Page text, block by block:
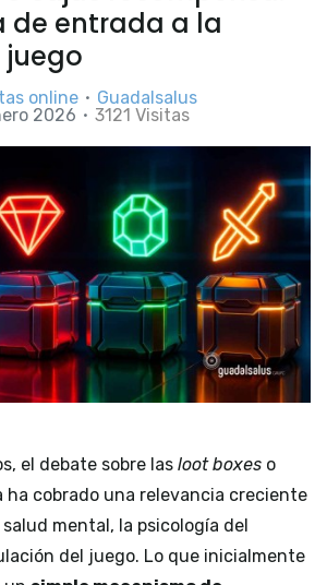
de entrada a la
online
Guadalsalus
2026
3121 Visitas
el debate sobre las loot boxes o
ha cobrado una relevancia creciente
mental, la psicología del
del juego. Lo que inicialmente